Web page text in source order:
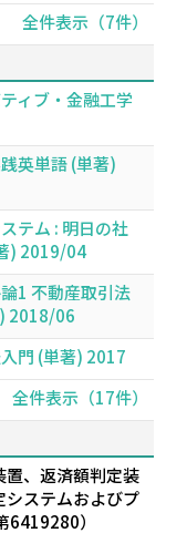
全件表示（7件）
ィブ・金融工学
英単語 (単著)
テム : 明日の社
) 2019/04
1 不動産取引法
2018/06
門 (単著) 2017
全件表示（17件）
置、返済額判定装
システムおよびプ
6419280）